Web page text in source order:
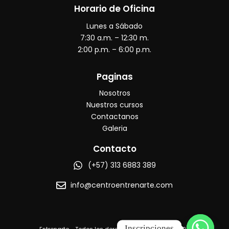
e
o
k
t
g
r
a
t
b
e
e
Horario de Oficina
Lunes a Sábado
7:30 a.m. – 12:30 m.
2:00 p.m. – 6:00 p.m.
Paginas
Nosotros
Nuestros cursos
Contactanos
Galeria
Contacto
(+57) 313 6883 389
info@centroentrenarte.com